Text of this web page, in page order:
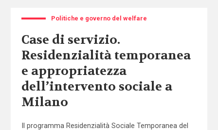
Politiche e governo del welfare
Case di servizio.
Residenzialità temporanea
e appropriatezza
dell’intervento sociale a
Milano
Il programma Residenzialità Sociale Temporanea del